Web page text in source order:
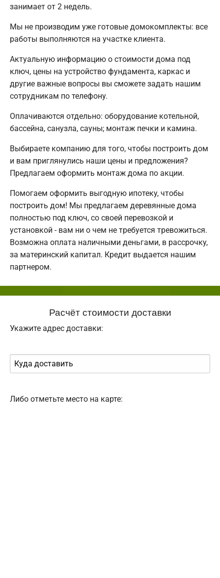
занимает от 2 недель.
Мы не производим уже готовые домокомплекты: все
работы выполняются на участке клиента.
Актуальную информацию о стоимости дома под
ключ, цены на устройство фундамента, каркас и
другие важные вопросы вы сможете задать нашим
сотрудникам по телефону.
Оплачиваются отдельно: оборудование котельной,
бассейна, санузла, сауны; монтаж печки и камина.
Выбираете компанию для того, чтобы построить дом
и вам приглянулись наши цены и предложения?
Предлагаем оформить монтаж дома по акции.
Помогаем оформить выгодную ипотеку, чтобы
построить дом! Мы предлагаем деревянные дома
полностью под ключ, со своей перевозкой и
установкой - вам ни о чем не требуется тревожиться.
Возможна оплата наличными деньгами, в рассрочку,
за материнский капитал. Кредит выдается нашим
партнером.
Расчёт стоимости доставки
Укажите адрес доставки:
Либо отметьте место на карте: